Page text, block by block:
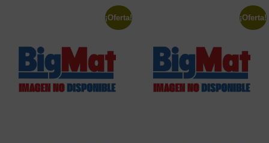
¡Oferta! ¡Oferta!